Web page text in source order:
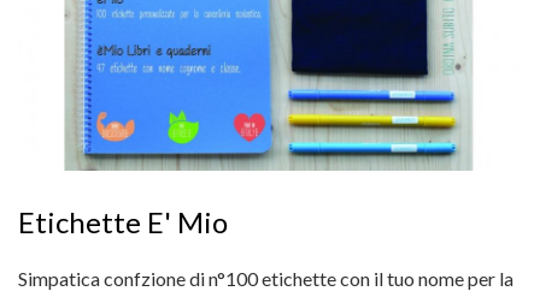
Etichette E' Mio
Simpatica confzione di n°100 etichette con il tuo nome per la